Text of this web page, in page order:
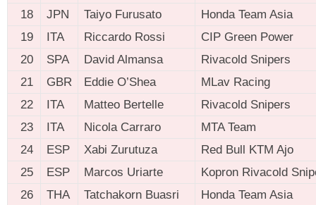
18
JPN Taiyo Furusato
Honda Team Asia
19
ITA Riccardo Rossi
CIP Green Power
20
SPA David Almansa
Rivacold Snipers
21
GBR Eddie O’Shea
MLav Racing
22
ITA Matteo Bertelle
Rivacold Snipers
23
ITA Nicola Carraro
MTA Team
24
ESP Xabi Zurutuza
Red Bull KTM Ajo
25
ESP Marcos Uriarte
Kopron Rivacold
26
THA Tatchakorn Buasri
Honda Team Asia